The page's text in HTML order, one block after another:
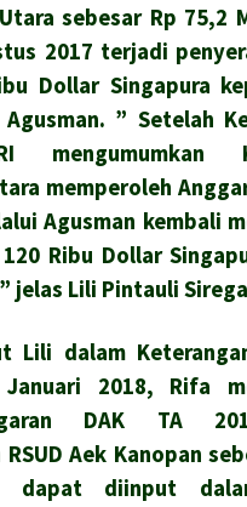
sebesar Rp 75,2
2017 terjadi
Dollar Singapura
” Setelah
mengumumkan
memperoleh
Agusman kembali
Ribu Dollar
jelas Lili Pintauli
Lili dalam
2018, Rifa
DAK TA
Aek Kanopan
dapat diinput